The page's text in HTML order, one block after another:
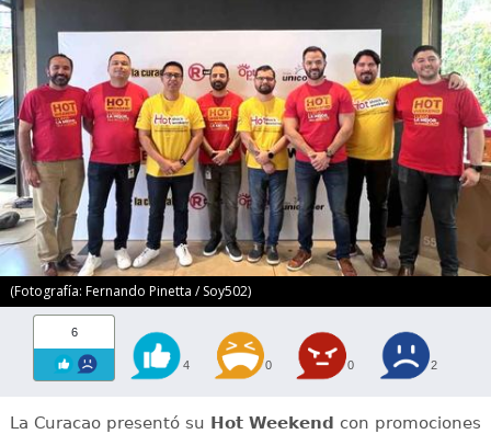
(Fotografía: Fernando Pinetta / Soy502)
6
4 0 0 2
La Curacao presentó su Hot Weekend con promociones